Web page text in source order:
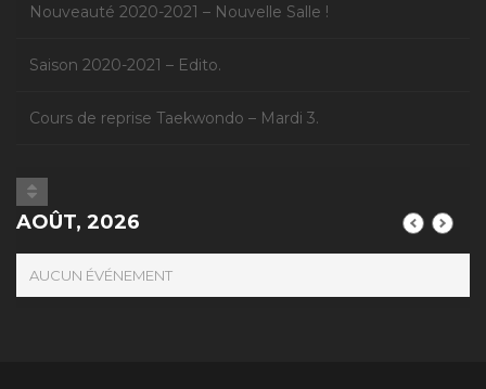
Nouveauté 2020-2021 – Nouvelle Salle !
Saison 2020-2021 – Edito.
Cours de reprise Taekwondo – Mardi 3.
AOÛT, 2026
AUCUN ÉVÉNEMENT